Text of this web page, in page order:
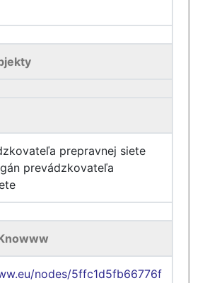
prepravnej siete
prevádzkovateľa
nodes/5ffc1d5fb66776f